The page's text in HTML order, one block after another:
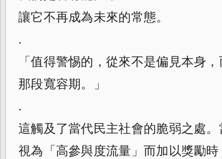
讓它不再成為未來的常態。
.
「值得警惕的，從來不是偏見本身
那段寬容期。」
.
這觸及了當代民主社會的脆弱之處
視為「高參與度流量」而加以獎勵